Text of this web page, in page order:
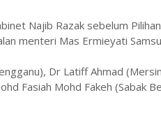
Najib Razak sebelum
menteri Mas Ermieyati
Dr Latiff Ahmad
Fasiah Mohd Fakeh (Sabak